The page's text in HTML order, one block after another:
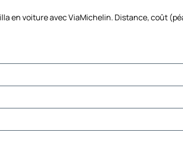
en voiture avec ViaMichelin. Distance, coût